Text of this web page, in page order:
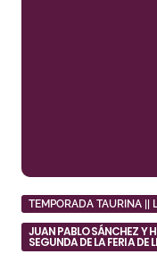
TEMPORADA TAURINA ||
JUAN PABLO SÁNCHEZ Y
SEGUNDA DE LA FERIA DE